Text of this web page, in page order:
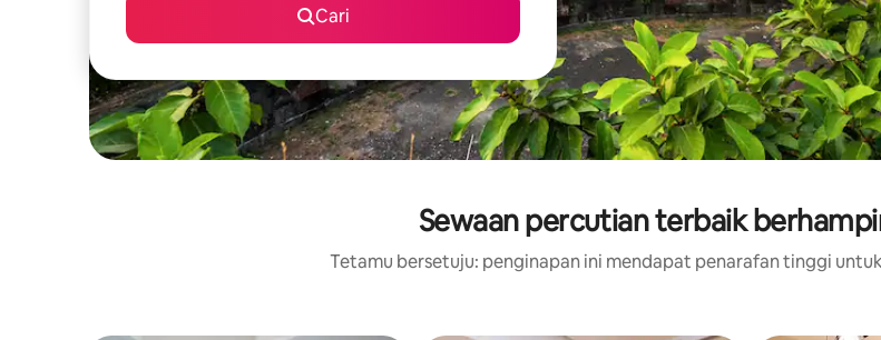
Cari
Sewaan percutian terbaik
Tetamu bersetuju: penginapan ini mendapat penarafan tinggi